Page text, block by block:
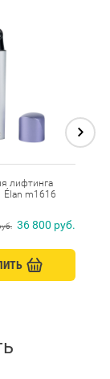
лифтинга
Élan m1616
36 800 руб.